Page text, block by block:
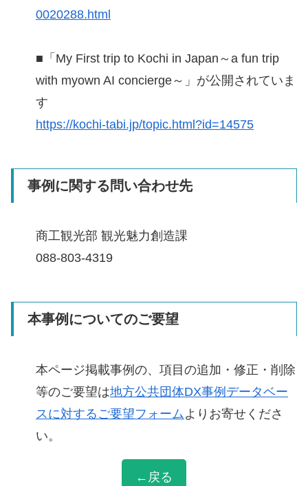
←戻る
0020288.html
■「My First trip to Kochi in Japan～a fun trip
with myown AI concierge～」が公開されていま
す
https://kochi-tabi.jp/topic.html?id=14575
事例に関する問い合わせ先
商工観光部 観光魅力創造課
088-803-4319
本事例についてのご要望
本ページ掲載事例の、項目の追加・修正・削除
等のご要望は地方公共団体DX事例データベー
スに対するご要望フォーム よりお寄せくださ
い。